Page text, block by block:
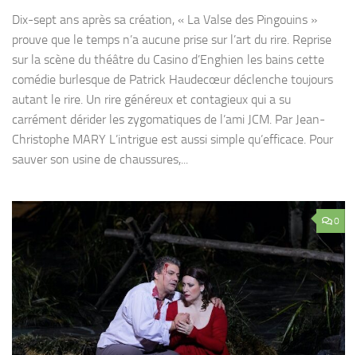
Dix-sept ans après sa création, « La Valse des Pingouins »
prouve que le temps n’a aucune prise sur l’art du rire. Reprise
sur la scène du théâtre du Casino d’Enghien les bains cette
comédie burlesque de Patrick Haudecœur déclenche toujours
autant le rire. Un rire généreux et contagieux qui a su
carrément dérider les zygomatiques de l’ami JCM. Par Jean-
Christophe MARY L’intrigue est aussi simple qu’efficace. Pour
sauver son usine de chaussures,...
0